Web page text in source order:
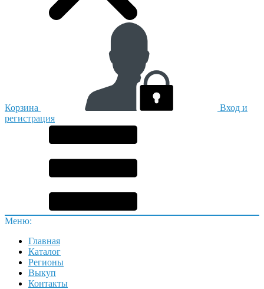
Корзина
Вход и
регистрация
Меню:
Главная
Каталог
Регионы
Выкуп
Контакты